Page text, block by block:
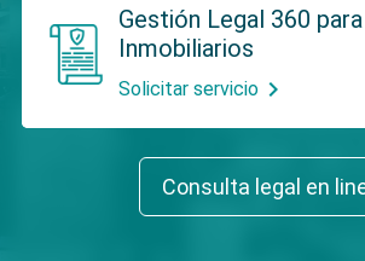
Gestión Legal 360
Inmobiliarios
Solicitar serviciochevron_right
Consulta legal en